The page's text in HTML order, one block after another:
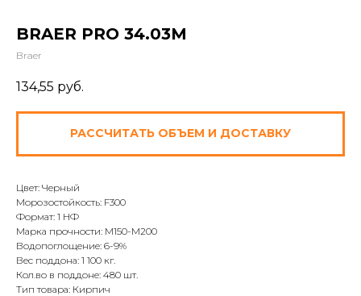
BRAER PRO 34.03М
Braer
134,55 руб.
РАССЧИТАТЬ ОБЪЕМ И ДОСТАВКУ
Цвет: Черный
Морозостойкость: F300
Формат: 1 НФ
Марка прочности: M150-M200
Водопоглощение: 6-9%
Вес поддона: 1 100 кг.
Кол.во в поддоне: 480 шт.
Тип товара: Кирпич